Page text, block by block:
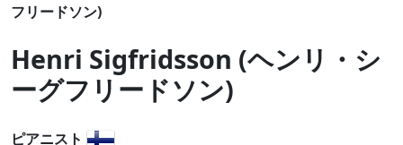
フリードソン)
Henri Sigfridsson (ヘンリ・シ
ーグフリードソン)
ピアニスト